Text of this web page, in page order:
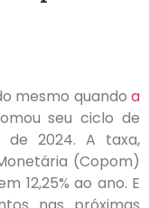
mesmo quando a
seu ciclo de
2024. A taxa,
(Copom)
12,25% ao ano. E